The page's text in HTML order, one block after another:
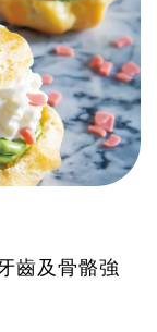
齒及骨骼強